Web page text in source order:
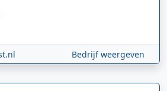
Bedrijf weergeven